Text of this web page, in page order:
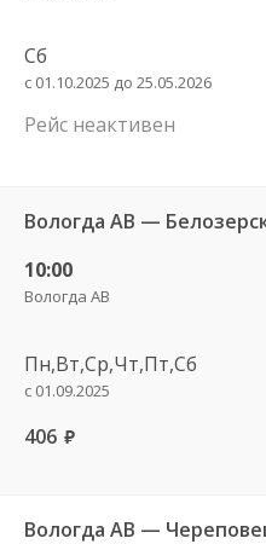
Сб
с 01.10.2025 до 25.05.2026
Рейс неактивен
Вологда АВ —
10:00
Вологда АВ
Пн,Вт,Ср,Чт,Пт,Сб
с 01.09.2025
406 руб.
Вологда АВ —